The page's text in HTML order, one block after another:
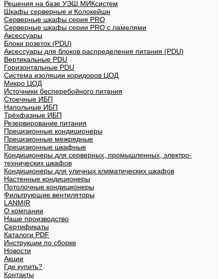
Решения на базе УЭШ МИКсистем
Шкафы серверные и Колокейшн
Серверные шкафы серия PRO
Серверные шкафы серии PRO с ламелями
Аксессуары
Блоки розеток (PDU)
Аксессуары для блоков распределения питания (PDU)
Вертикальные PDU
Горизонтальные PDU
Система изоляции коридоров ЦОД
Микро ЦОД
Источники бесперебойного питания
Стоечные ИБП
Напольные ИБП
Трёхфазные ИБП
Резервирование питания
Прецизионные кондиционеры
Прецизионные межрядные
Прецизионные шкафные
Кондиционеры для серверных, промышленных, электро-
технических шкафов
Кондиционеры для уличных климатических шкафов
Настенные кондиционеры
Потолочные кондиционеры
Фильтрующие вентиляторы
LANMIR
О компании
Наше производство
Сертификаты
Каталоги PDF
Инструкции по сборке
Новости
Акции
Где купить?
Контакты